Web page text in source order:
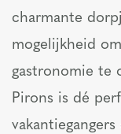
charmante
mogelijkheid
gastronomie te
Pirons is dé